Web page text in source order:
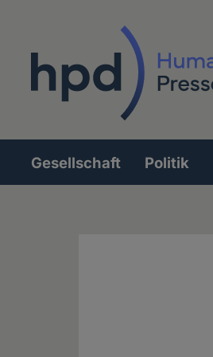
Hauptnavigation
Gesellschaft Politik